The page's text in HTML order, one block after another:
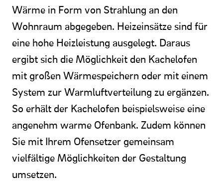
Wärme in Form von Strahlung an den
Wohnraum abgegeben. Heizeinsätze sind für
eine hohe Heizleistung ausgelegt. Daraus
ergibt sich die Möglichkeit den Kachelofen
mit großen Wärmespeichern oder mit einem
System zur Warmluftverteilung zu ergänzen.
So erhält der Kachelofen beispielsweise eine
angenehm warme Ofenbank. Zudem können
Sie mit Ihrem Ofensetzer gemeinsam
vielfältige Möglichkeiten der Gestaltung
umsetzen.